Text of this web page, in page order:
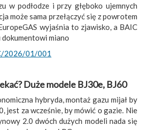
w podłodze i przy głęboko ujemnych
może sama przełączyć się z powrotem
wyjaśnia to zjawisko, a BAIC
miano
2026/01/001
Duże modele BJ30e, BJ60
hybryda, montaż gazu mijał by
jest za wcześnie, by mówić o gazie. Nie
2.0 dwóch dużych modeli nada się